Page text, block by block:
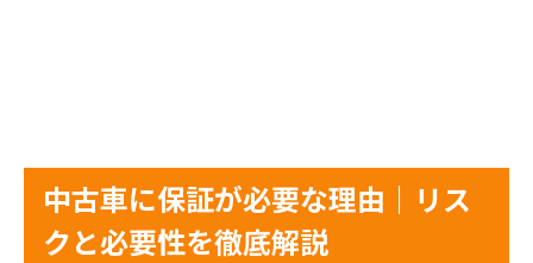
中古車に保証が必要な理由｜リス
クと必要性を徹底解説